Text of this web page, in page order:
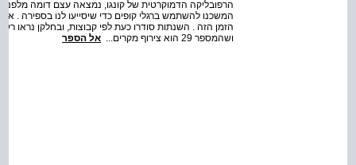
המשכנו להשתמש ברגלי קופים כדי שיסייעו לנו בספירה .
ושהמספר 29 הוא צירוף מקרים...
אל הספר